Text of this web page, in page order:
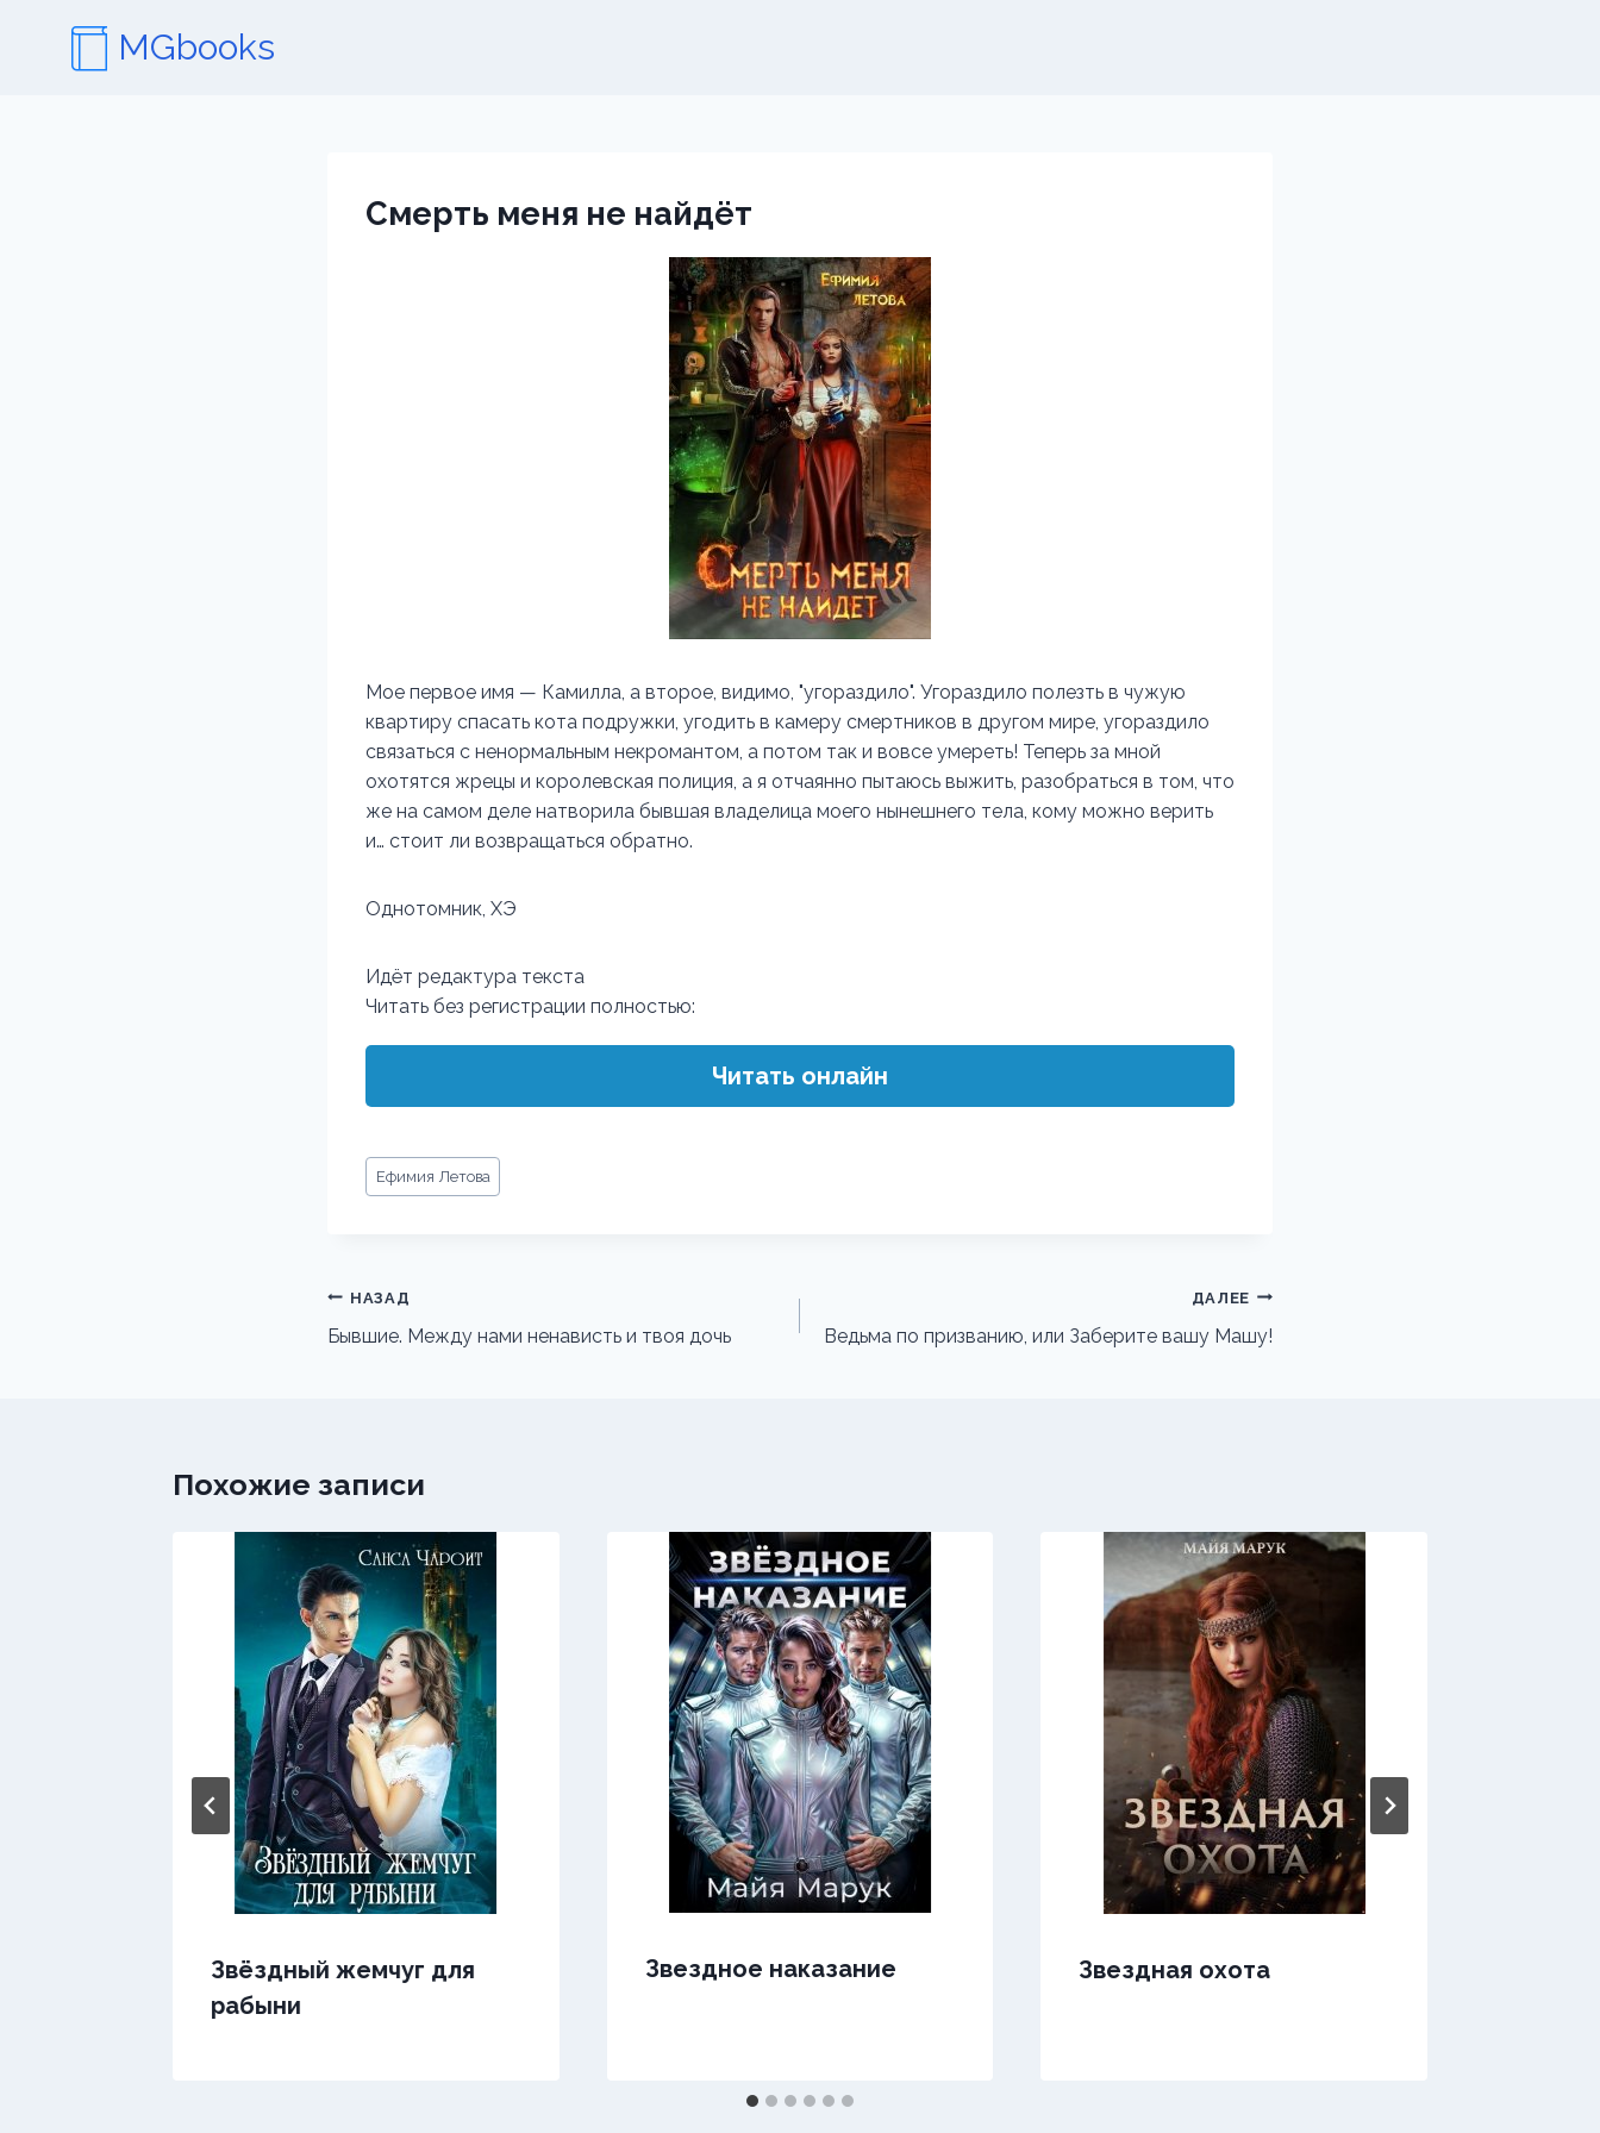
содержимому
MGbooks
Смерть меня не найдёт
Мое первое имя — Камилла, а второе, видимо, "угораздило". Угораздило полезть в чужую
квартиру спасать кота подружки, угодить в камеру смертников в другом мире, угораздило
связаться с ненормальным некромантом, а потом так и вовсе умереть! Теперь за мной
охотятся жрецы и королевская полиция, а я отчаянно пытаюсь выжить, разобраться в том, что
же на самом деле натворила бывшая владелица моего нынешнего тела, кому можно верить
и… стоит ли возвращаться обратно.
Однотомник, ХЭ
Идёт редактура текста
Читать без регистрации полностью:
Читать онлайн
Метки
записи:
Ефимия Летова
Навигация
по
НАЗАД
Бывшие. Между нами ненависть и твоя дочь
ДАЛЕЕ
Ведьма по призванию, или Заберите вашу Машу!
Похожие записи
Звёздный жемчуг для
рабыни
Звездное наказание Звездная охота